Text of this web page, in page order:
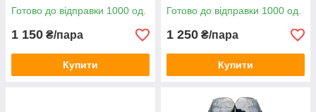
Готово до відправки 1000 од.
1 150 ₴/пара
Купити
Готово до відправки 1000 од.
1 250 ₴/пара
Купити